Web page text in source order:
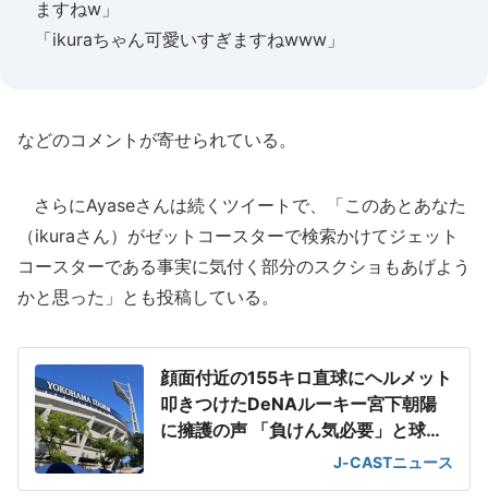
ますねw」
「ikuraちゃん可愛いすぎますねwww」
などのコメントが寄せられている。
さらにAyaseさんは続くツイートで、「このあとあなた
（ikuraさん）がゼットコースターで検索かけてジェット
コースターである事実に気付く部分のスクショもあげよう
かと思った」とも投稿している。
顔面付近の155キロ直球にヘルメット
叩きつけたDeNAルーキー宮下朝陽
に擁護の声 「負けん気必要」と球団
J-CASTニュース